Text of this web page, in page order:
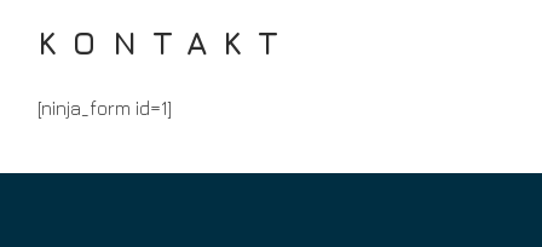
KONTAKT
[ninja_form id=1]